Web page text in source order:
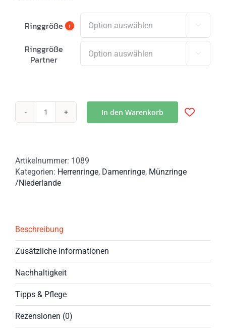
Ringgröße i 
Ringgröße
Partner

Unvergängliches
einzigartigen
Partnerringe
aus
den
Niederlanden
Menge
In den Warenkorb
Artikelnummer: 1089
Kategorien: Herrenringe, Damenringe, Münzringe
/Niederlande
Beschreibung
Zusätzliche Informationen
Nachhaltigkeit
Tipps & Pflege
Rezensionen (0)